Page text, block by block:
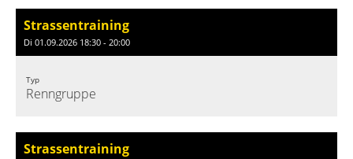
Strassentraining
Di 01.09.2026 18:30 - 20:00
Typ
Renngruppe
Strassentraining